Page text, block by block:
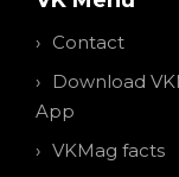
Contact
Download
App
VKMag facts